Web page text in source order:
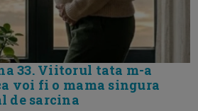
33. Viitorul tata m-a
voi fi o mama singura
de sarcina